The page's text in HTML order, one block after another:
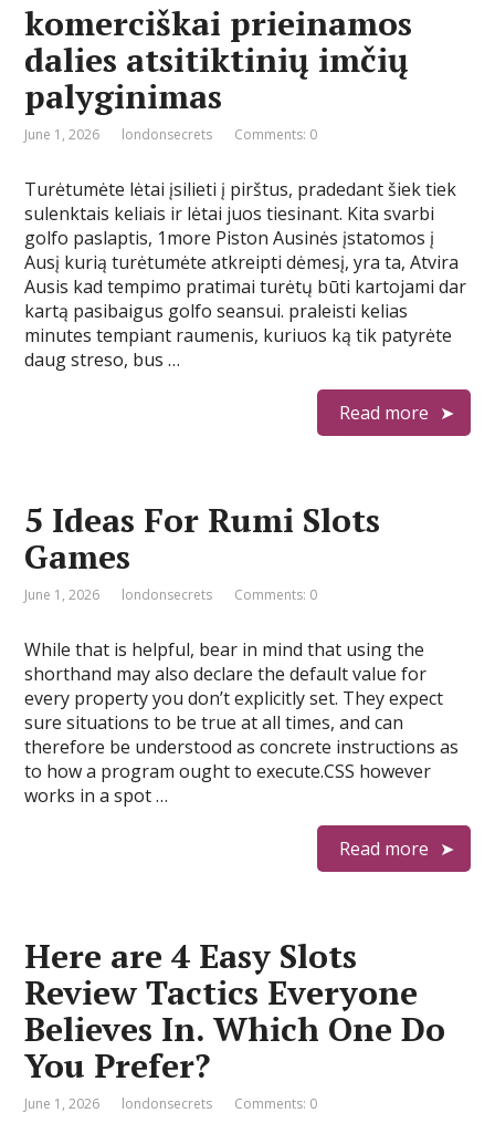
komerciškai prieinamos
dalies atsitiktinių imčių
palyginimas
June 1, 2026 londonsecrets Comments: 0
Turėtumėte lėtai įsilieti į pirštus, pradedant šiek tiek
sulenktais keliais ir lėtai juos tiesinant. Kita svarbi
golfo paslaptis, 1more Piston Ausinės įstatomos į
Ausį kurią turėtumėte atkreipti dėmesį, yra ta, Atvira
Ausis kad tempimo pratimai turėtų būti kartojami dar
kartą pasibaigus golfo seansui. praleisti kelias
minutes tempiant raumenis, kuriuos ką tik patyrėte
daug streso, bus …
Read more
5 Ideas For Rumi Slots
Games
June 1, 2026 londonsecrets Comments: 0
While that is helpful, bear in mind that using the
shorthand may also declare the default value for
every property you don’t explicitly set. They expect
sure situations to be true at all times, and can
therefore be understood as concrete instructions as
to how a program ought to execute.CSS however
works in a spot …
Read more
Here are 4 Easy Slots
Review Tactics Everyone
Believes In. Which One Do
You Prefer?
June 1, 2026 londonsecrets Comments: 0